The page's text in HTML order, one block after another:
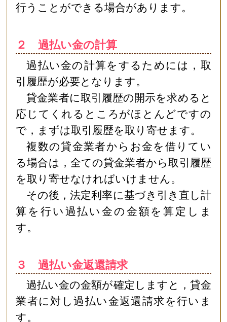
行うことができる場合があります。
２ 過払い金の計算
過払い金の計算をするためには，取
引履歴が必要となります。
貸金業者に取引履歴の開示を求めると
応じてくれるところがほとんどですの
で，まずは取引履歴を取り寄せます。
複数の貸金業者からお金を借りてい
る場合は，全ての貸金業者から取引履歴
を取り寄せなければいけません。
その後，法定利率に基づき引き直し計
算を行い過払い金の金額を算定しま
す。
３ 過払い金返還請求
過払い金の金額が確定しますと，貸金
業者に対し過払い金返還請求を行いま
す。